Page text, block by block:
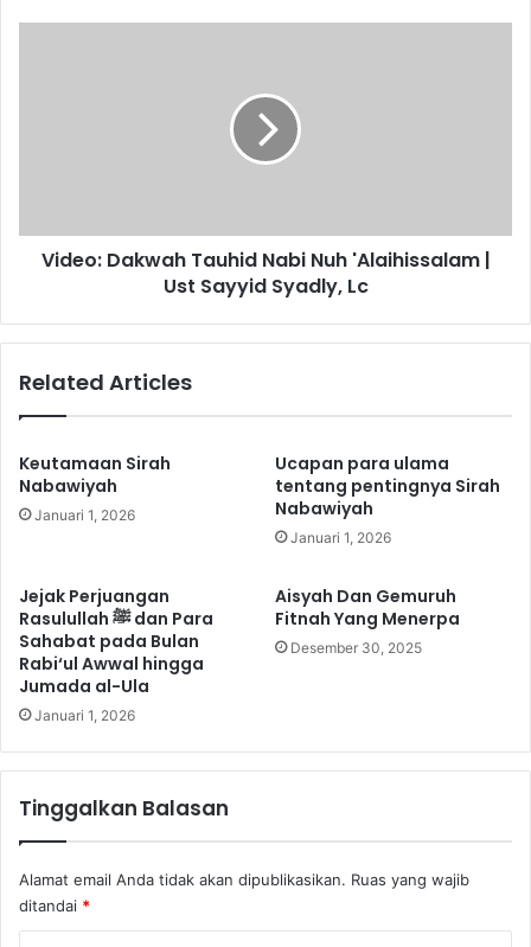
Sayyid
Syadly,
Video: Dakwah Tauhid Nabi Nuh 'Alaihissalam |
Ust Sayyid Syadly, Lc
Related Articles
Keutamaan Sirah
Nabawiyah
Januari 1, 2026
Ucapan para ulama
tentang pentingnya Sirah
Nabawiyah
Januari 1, 2026
Jejak Perjuangan
Rasulullah ﷺ dan Para
Sahabat pada Bulan
Rabi‘ul Awwal hingga
Jumada al-Ula
Januari 1, 2026
Aisyah Dan Gemuruh
Fitnah Yang Menerpa
Desember 30, 2025
Tinggalkan Balasan
Alamat email Anda tidak akan dipublikasikan. Ruas yang wajib
ditandai *